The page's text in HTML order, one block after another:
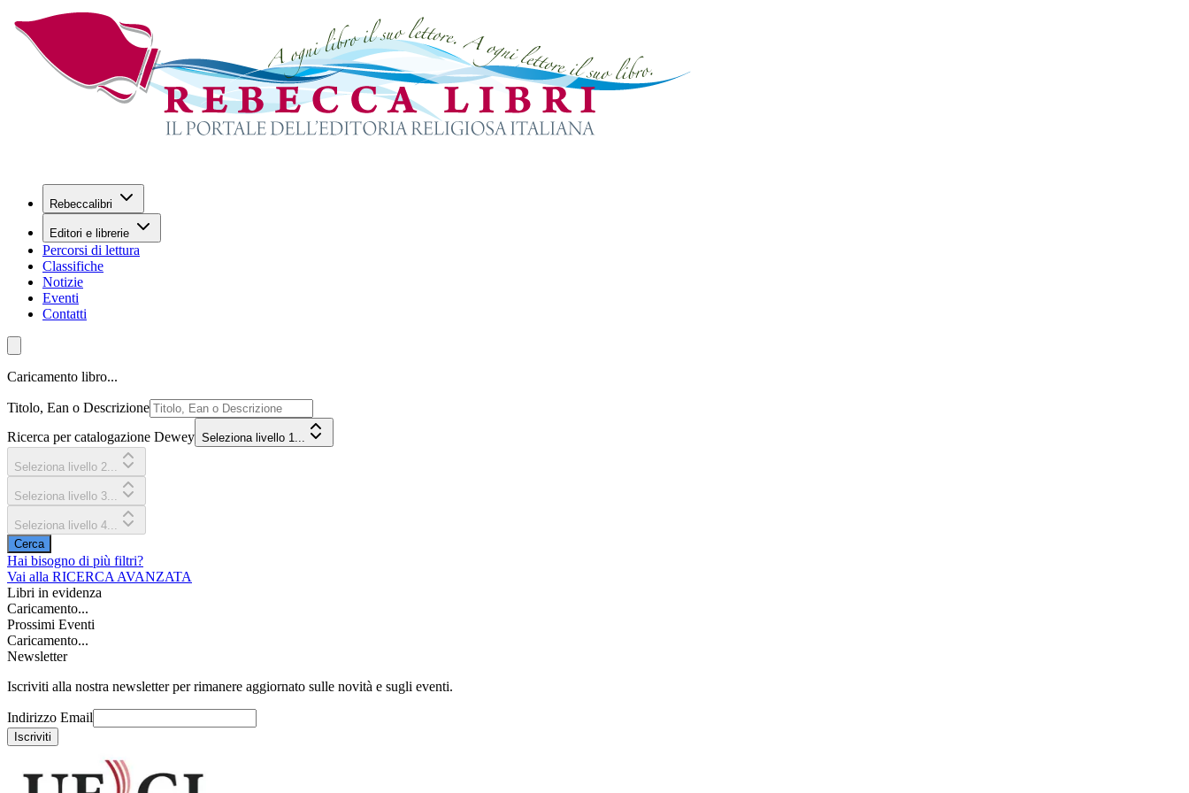
Rebeccalibri
Editori e librerie
Percorsi di lettura
Classifiche
Notizie
Eventi
Contatti
Caricamento libro...
Titolo, Ean o Descrizione
Ricerca per catalogazione Dewey Seleziona livello 1...
Seleziona livello 2...
Seleziona livello 3...
Seleziona livello 4...
Cerca
Hai bisogno di più filtri?
Vai alla RICERCA AVANZATA
Libri in evidenza
Caricamento...
Prossimi Eventi
Caricamento...
Newsletter
Iscriviti alla nostra newsletter per rimanere aggiornato sulle novità e sugli eventi.
Indirizzo Email
Iscriviti